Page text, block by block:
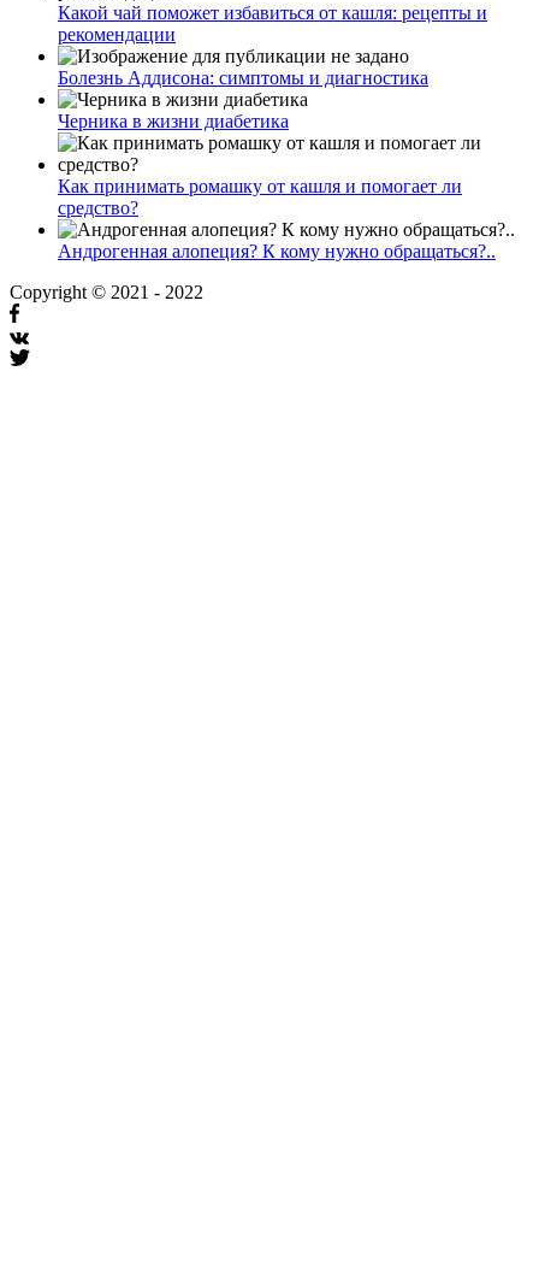
Какой чай поможет избавиться от кашля: рецепты и
рекомендации
Болезнь Аддисона: симптомы и диагностика
Черника в жизни диабетика
Как принимать ромашку от кашля и помогает ли
средство?
Андрогенная алопеция? К кому нужно обращаться?..
Copyright © 2021 - 2022